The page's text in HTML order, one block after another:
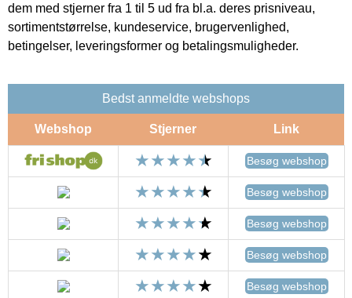
dem med stjerner fra 1 til 5 ud fra bl.a. deres prisniveau,
sortimentstørrelse, kundeservice, brugervenlighed,
betingelser, leveringsformer og betalingsmuligheder.
Bedst anmeldte webshops
Webshop Stjerner Link
Besøg webshop
Besøg webshop
Besøg webshop
Besøg webshop
Besøg webshop